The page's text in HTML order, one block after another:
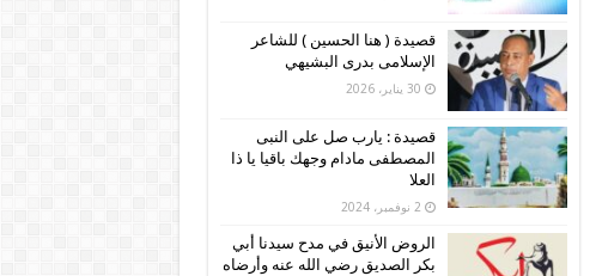
قصيدة ( هنا الحسين ) للشاعر
الإسلامى بدرى البشيهي
30 يناير، 2026
قصيدة : يارب صل على النبى
المصطفى مادام وجهك باقيا يا ذا
العلا
2 نوفمبر، 2024
الروض الأنيق في مدح سيدنا أبي
بكر الصديق رضي الله عنه وأرضاه